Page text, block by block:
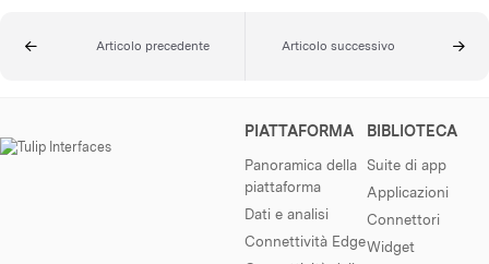
Articolo precedente Articolo successivo
PIATTAFORMA
Panoramica della
piattaforma
Dati e analisi
Connettività Edge
BIBLIOTECA
Suite di app
Applicazioni
Connettori
Widget